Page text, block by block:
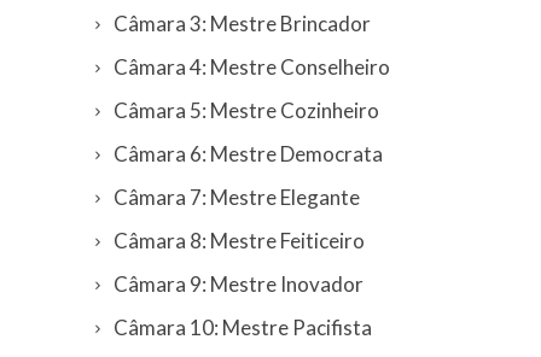
Câmara 3: Mestre Brincador
Câmara 4: Mestre Conselheiro
Câmara 5: Mestre Cozinheiro
Câmara 6: Mestre Democrata
Câmara 7: Mestre Elegante
Câmara 8: Mestre Feiticeiro
Câmara 9: Mestre Inovador
Câmara 10: Mestre Pacifista